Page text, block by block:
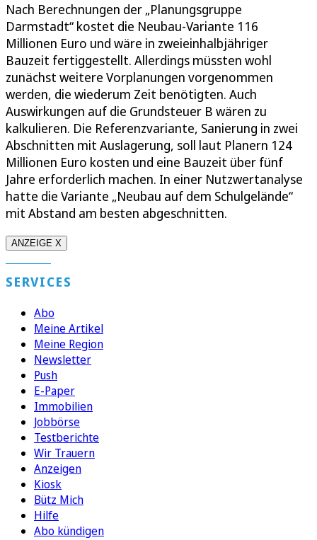
Nach Berechnungen der „Planungsgruppe
Darmstadt“ kostet die Neubau-Variante 116
Millionen Euro und wäre in zweieinhalbjähriger
Bauzeit fertiggestellt. Allerdings müssten wohl
zunächst weitere Vorplanungen vorgenommen
werden, die wiederum Zeit benötigten. Auch
Auswirkungen auf die Grundsteuer B wären zu
kalkulieren. Die Referenzvariante, Sanierung in zwei
Abschnitten mit Auslagerung, soll laut Planern 124
Millionen Euro kosten und eine Bauzeit über fünf
Jahre erforderlich machen. In einer Nutzwertanalyse
hatte die Variante „Neubau auf dem Schulgelände“
mit Abstand am besten abgeschnitten.
ANZEIGE X
SERVICES
Abo
Meine Artikel
Meine Region
Newsletter
Push
E-Paper
Immobilien
Jobbörse
Testberichte
Wir Trauern
Anzeigen
Kiosk
Bütz Mich
Hilfe
Abo kündigen